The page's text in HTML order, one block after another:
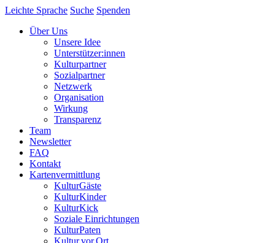
Leichte Sprache Suche Spenden
Über Uns
Unsere Idee
Unterstützer:innen
Kulturpartner
Sozialpartner
Netzwerk
Organisation
Wirkung
Transparenz
Team
Newsletter
FAQ
Kontakt
Kartenvermittlung
KulturGäste
KulturKinder
KulturKick
Soziale Einrichtungen
KulturPaten
Kultur.vor.Ort